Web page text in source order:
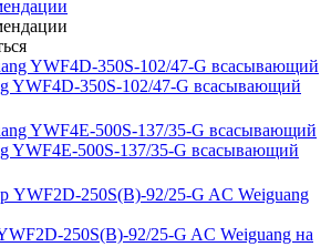
YWF4D-350S-102/47-G всасывающий
YWF4E-500S-137/35-G всасывающий
250S(B)-92/25-G AC Weiguang на